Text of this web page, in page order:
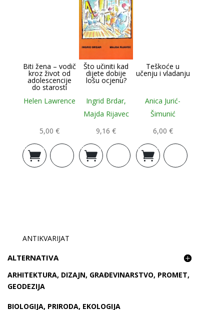
Biti žena – vodič
kroz život od
adolescencije
do starosti
Helen Lawrence
5,00 €
Dodaj u
košaricu
Što učiniti kad
dijete dobije
lošu ocjenu?
Ingrid Brdar,
Majda Rijavec
9,16€
Dodaj u
košaricu
Teškoće u
učenju i vladanju
Anica Jurić-
Šimunić
6,00 €
Dodaj u
košaricu
ANTIKVARIJAT
ALTERNATIVA
ARHITEKTURA, DIZAJN, GRAĐEVINARSTVO, PROMET,
GEODEZIJA
BIOLOGIJA, PRIRODA, EKOLOGIJA